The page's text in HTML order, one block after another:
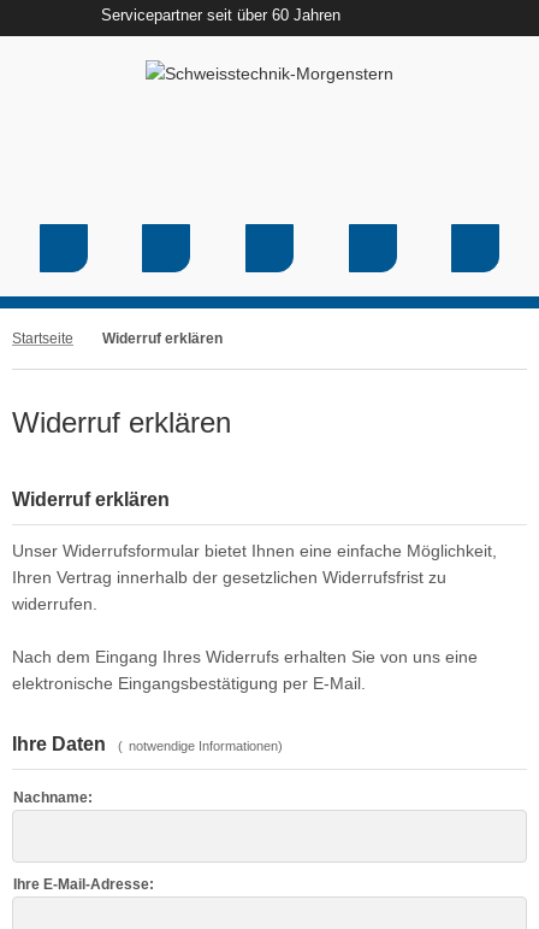
Servicepartner seit über 60 Jahren
Startseite Widerruf erklären
Widerruf erklären
Widerruf erklären
Unser Widerrufsformular bietet Ihnen eine einfache Möglichkeit,
Ihren Vertrag innerhalb der gesetzlichen Widerrufsfrist zu
widerrufen.
Nach dem Eingang Ihres Widerrufs erhalten Sie von uns eine
elektronische Eingangsbestätigung per E-Mail.
Ihre Daten ( notwendige Informationen)
Nachname:
Ihre E-Mail-Adresse: